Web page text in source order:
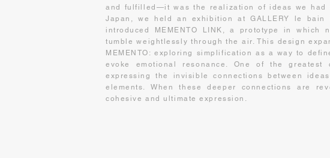
and fulfilled—it was the realization of ideas we had
Japan, we held an exhibition at GALLERY le bain
introduced MEMENTO LINK, a prototype in which
tumble weightlessly through the air. This design
MEMENTO: exploring simplification as a way to
evoke emotional resonance. One of the
expressing the invisible connections between
elements. When these deeper connections are
cohesive and ultimate expression.